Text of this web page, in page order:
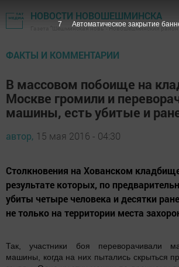
НОВОСТИ НОВОШЕШМИНСКА
Газета "Шешминская новь" - Новошешминский район
ФАКТЫ И КОММЕНТАРИИ
В массовом побоище на
Москве громили и
машины, есть убитые и
автор, 15 мая 2016 - 04:30
Столкновения на Хованском
результате которых, по
убиты четыре человека и десятки
не только на территории места
Так, участники боя переворачивали
машины, когда на них пытались скрыться
7 Автоматическое закрытие